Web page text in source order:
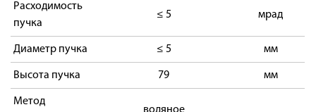
Расходимость
пучка
≤ 5 мрад
Диаметр пучка ≤ 5 мм
Высота пучка 79 мм
Метод